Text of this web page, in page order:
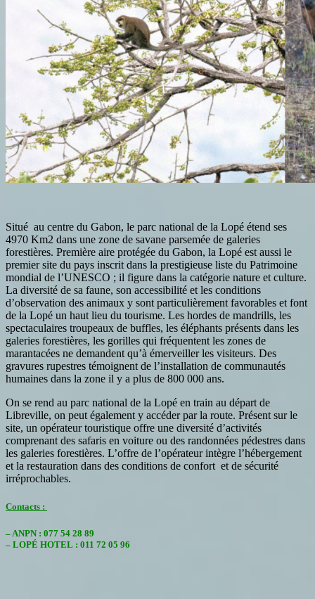
Situé au centre du Gabon, le parc national de la Lopé étend ses
4970 Km2 dans une zone de savane parsemée de galeries
forestières. Première aire protégée du Gabon, la Lopé est aussi le
premier site du pays inscrit dans la prestigieuse liste du Patrimoine
mondial de l’UNESCO ; il figure dans la catégorie nature et culture.
La diversité de sa faune, son accessibilité et les conditions
d’observation des animaux y sont particulièrement favorables et font
de la Lopé un haut lieu du tourisme. Les hordes de mandrills, les
spectaculaires troupeaux de buffles, les éléphants présents dans les
galeries forestières, les gorilles qui fréquentent les zones de
marantacées ne demandent qu’à émerveiller les visiteurs. Des
gravures rupestres témoignent de l’installation de communautés
humaines dans la zone il y a plus de 800 000 ans.
On se rend au parc national de la Lopé en train au départ de
Libreville, on peut également y accéder par la route. Présent sur le
site, un opérateur touristique offre une diversité d’activités
comprenant des safaris en voiture ou des randonnées pédestres dans
les galeries forestières. L’offre de l’opérateur intègre l’hébergement
et la restauration dans des conditions de confort et de sécurité
irréprochables.
Contacts :
– ANPN : 077 54 28 89
– LOPÉ HOTEL : 011 72 05 96